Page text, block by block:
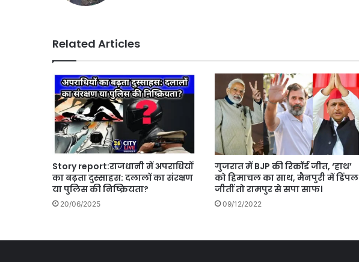
Related Articles
Story report:राजधानी में अपराधियों
का बढ़ता दुस्साहस: दलालों का संरक्षण
या पुलिस की निष्क्रियता?
20/06/2025
गुजरात में BJP की रिकॉर्ड जीत, ‘हाथ’
को हिमाचल का साथ, मैनपुरी में डिंपल
जीतीं तो रामपुर से सपा साफ।
09/12/2022